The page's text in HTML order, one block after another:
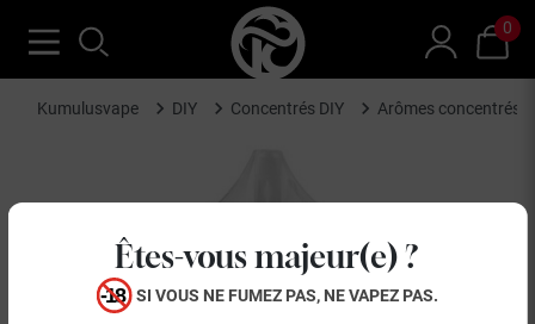
Êtes-vous majeur(e) ?
SI VOUS NE FUMEZ PAS, NE VAPEZ PAS.
0
Kumulusvape DIY Concentrés DIY Arômes concentrés